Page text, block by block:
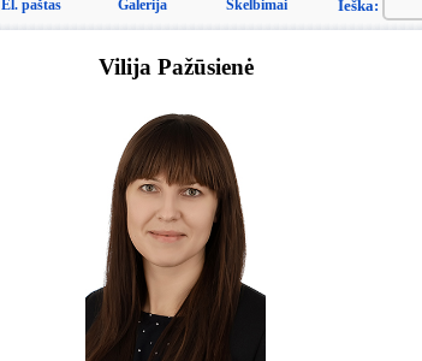
El. paštas Galerija Skelbimai Ieška:
Vilija Pažūsienė